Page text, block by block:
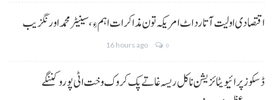
اقتصادی اولیت آتا رد اٹ امریکہ تون مذاکرات اہم ءِ،سینیٹر محمد اورنگزیب
16 hours ago 0
ڈسکوز پرائیویٹائزیشن نا کل ریسہ غاتے پک کروک وخت اٹی پورو کننگے